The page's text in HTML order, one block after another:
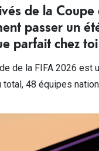
de la
passer un
parfait chez toi
de la FIFA 2026 est
total, 48 équipes